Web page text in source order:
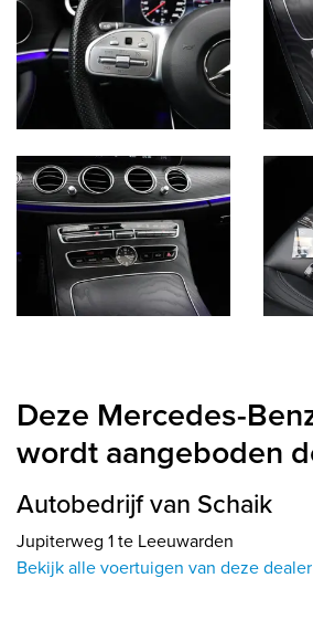
Deze Mercedes-
wordt aangeboden
Autobedrijf van Schaik
Jupiterweg 1 te Leeuwarden
Bekijk alle voertuigen van deze dealer